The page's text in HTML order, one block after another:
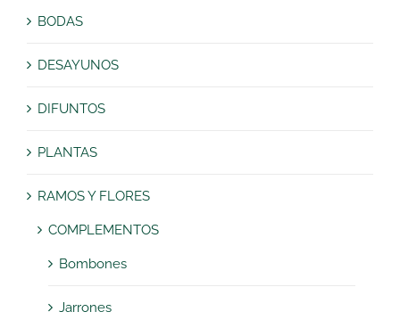
BODAS
DESAYUNOS
DIFUNTOS
PLANTAS
RAMOS Y FLORES
COMPLEMENTOS
Bombones
Jarrones